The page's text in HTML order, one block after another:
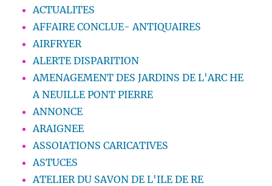
ACTUALITES
AFFAIRE CONCLUE- ANTIQUAIRES
AIRFRYER
ALERTE DISPARITION
AMENAGEMENT DES JARDINS DE L'ARC HE
A NEUILLE PONT PIERRE
ANNONCE
ARAIGNEE
ASSOIATIONS CARICATIVES
ASTUCES
ATELIER DU SAVON DE L'ILE DE RE